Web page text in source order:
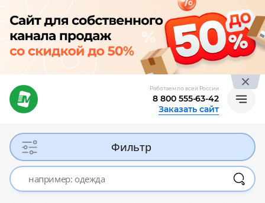
Работаем по всей России
8 800 555-63-42
Заказать сайт
Фильтр